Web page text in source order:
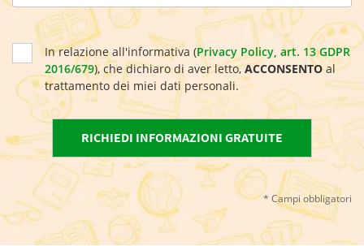
In relazione all'informativa (Privacy Policy, art. 13 GDPR
2016/679), che dichiaro di aver letto,ACCONSENTOal
trattamento dei miei dati personali.
* Campi obbligatori